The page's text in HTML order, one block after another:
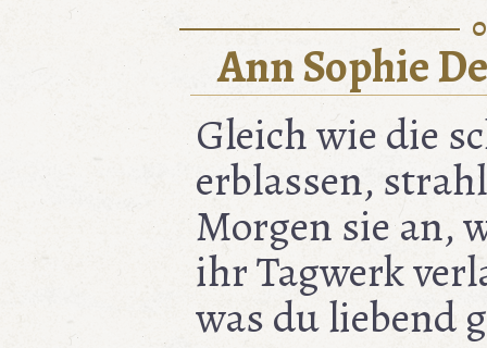
Ann Sophie
Gleich wie die
erblassen,
Morgen sie an,
ihr Tagwerk
was du liebend